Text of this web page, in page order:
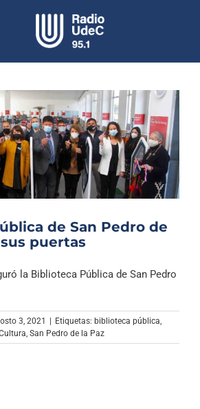
Radio UdeC en vivo
Quiénes Somos
Programación
Podcast
Noticias
Columnas
Archivo Sonoro
de San Pedro de
puertas
la Biblioteca Pública de San Pedro
3, 2021 | Etiquetas: biblioteca pública
San Pedro de la Paz